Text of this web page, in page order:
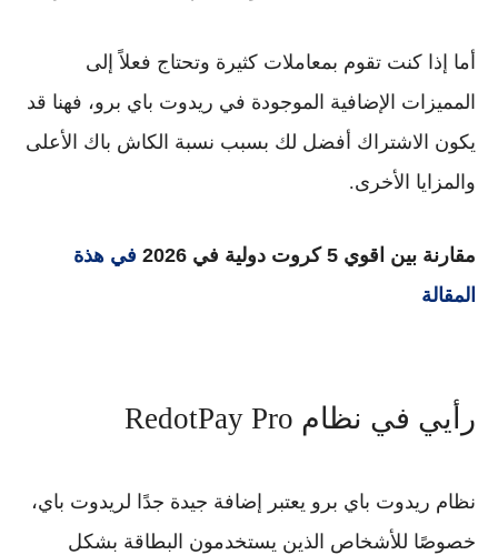
أما إذا كنت تقوم بمعاملات كثيرة وتحتاج فعلاً إلى
المميزات الإضافية الموجودة في ريدوت باي برو، فهنا قد
يكون الاشتراك أفضل لك بسبب نسبة الكاش باك الأعلى
والمزايا الأخرى.
مقارنة بين اقوي 5 كروت دولية في 2026
في هذة
المقالة
رأيي في نظام RedotPay Pro
نظام ريدوت باي برو يعتبر إضافة جيدة جدًا لريدوت باي،
خصوصًا للأشخاص الذين يستخدمون البطاقة بشكل